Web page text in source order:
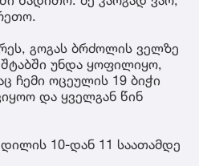
გოგას ბრძოლის ველზე
უნდა ყოფილიყო,
ჩემი ოცეულის 19 ბიჭი
და ყველგან წინ
10-დან 11 საათამდე